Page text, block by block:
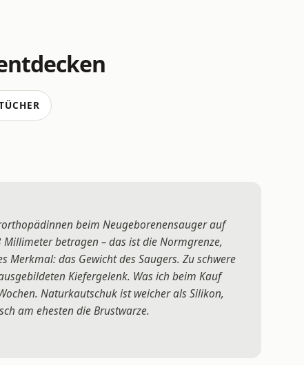
beim Neugeborenensauger auf
betragen – das ist die Normgrenze,
das Gewicht des Saugers. Zu schwere
Kiefergelenk. Was ich beim Kauf
Naturkautschuk ist weicher als Silikon,
am ehesten die Brustwarze.